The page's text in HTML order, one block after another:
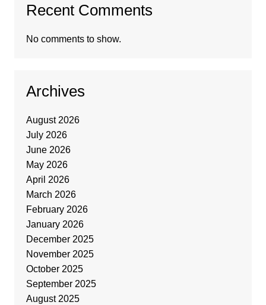
Recent Comments
No comments to show.
Archives
August 2026
July 2026
June 2026
May 2026
April 2026
March 2026
February 2026
January 2026
December 2025
November 2025
October 2025
September 2025
August 2025